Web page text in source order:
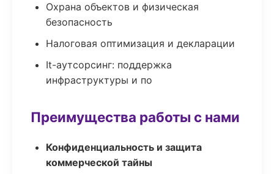
Охрана объектов и физическая
безопасность
Налоговая оптимизация и декларации
It-аутсорсинг: поддержка
инфраструктуры и по
Преимущества работы с нами
Конфиденциальность и защита
коммерческой тайны